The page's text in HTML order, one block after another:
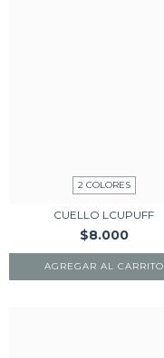
2 COLORES
CUELLO LCUPUFF
$8.000
AGREGAR AL CARRITO